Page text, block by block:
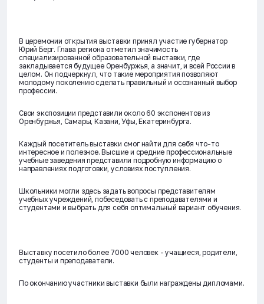
В церемонии открытия выставки принял участие губернатор
Юрий Берг. Глава региона отметил значимость
специализированной образовательной выставки, где
закладывается будущее Оренбуржья, а значит, и всей России в
целом. Он подчеркнул, что такие мероприятия позволяют
молодому поколению сделать правильный и осознанный выбор
профессии.
Свои экспозиции представили около 60 экспонентов из
Оренбуржья, Самары, Казани, Уфы, Екатеринбурга.
Каждый посетитель выставки смог найти для себя что-то
интересное и полезное. Высшие и средние профессиональные
учебные заведения представили подробную информацию о
направлениях подготовки, условиях поступления.
Школьники могли здесь задать вопросы представителям
учебных учреждений, побеседовать с преподавателями и
студентами и выбрать для себя оптимальный вариант обучения.
Выставку посетило более 7000 человек - учащиеся, родители,
студенты и преподаватели.
По окончанию участники выставки были награждены дипломами.